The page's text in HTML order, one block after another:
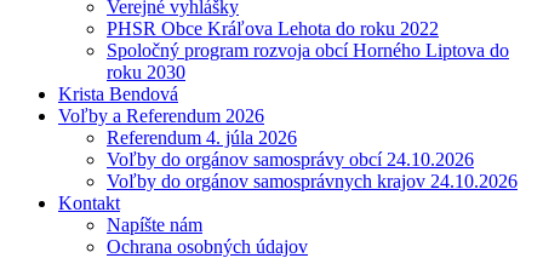
Verejné vyhlášky
PHSR Obce Kráľova Lehota do roku 2022
Spoločný program rozvoja obcí Horného Liptova do
roku 2030
Krista Bendová
Voľby a Referendum 2026
Referendum 4. júla 2026
Voľby do orgánov samosprávy obcí 24.10.2026
Voľby do orgánov samosprávnych krajov 24.10.2026
Kontakt
Napíšte nám
Ochrana osobných údajov